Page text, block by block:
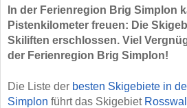
In der Ferienregion Brig Simplon
Pistenkilometer freuen: Die
Skiliften erschlossen. Viel
der Ferienregion Brig Simplon!
Die Liste der besten Skigebiete in
Simplon führt das Skigebiet